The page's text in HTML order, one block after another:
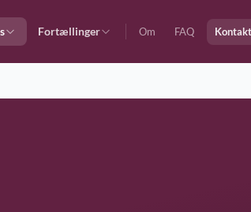
Fortællinger Om FAQ Kontakt